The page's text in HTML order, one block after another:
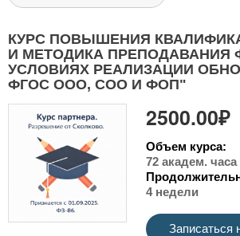
КУРС ПОВЫШЕНИЯ
И МЕТОДИКА ПРЕПОДАВАНИЯ
УСЛОВИЯХ РЕАЛИЗАЦИИ
ФГОС ООО, СОО И ФОП"
2500.00₽
Объем курса:
72 академ. часа
4 недели
Записаться